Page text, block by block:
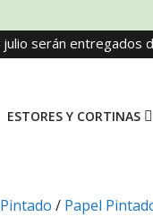
serán entregados
ESTORES Y CORTINAS
/ Papel